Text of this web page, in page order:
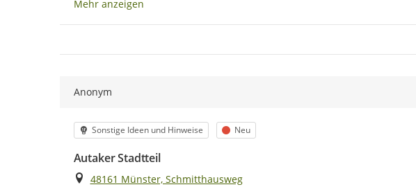
Mehr anzeigen
Anonym
Kategorie
Sonstige Ideen und Hinweise Status
Neu
Autaker Stadtteil
Ort
48161 Münster, Schmitthausweg